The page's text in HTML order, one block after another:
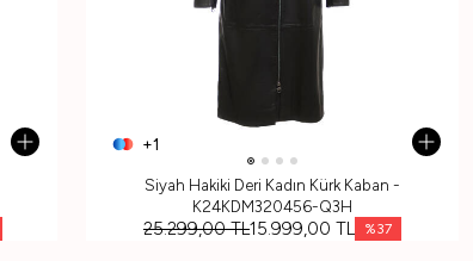
+1
Siyah Hakiki Deri Kadın Kürk Kaban -
K24KDM320456-Q3H
25.299,00TL15.999,00 TL %37